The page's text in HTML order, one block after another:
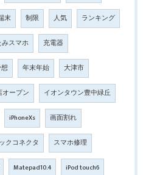
末 制限 人気 ランキング
スマホ 充電器
年末年始 大津市
オープン イオンタウン豊中緑丘
iPhoneXs 画面割れ
クコネクタ スマホ修理
Matepad10.4 iPod touch6